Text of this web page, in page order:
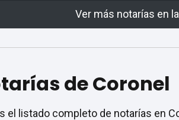
Ver más notarías en
de Coronel
el listado completo de notarías en